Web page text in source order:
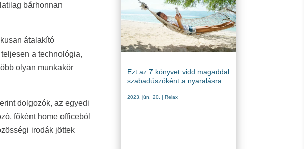
bárhonnan
átalakító
a technológia,
olyan munkakör
dolgozók, az egyedi
főként home officeból
irodák jöttek
Ezt az 7 könyvet vidd magaddal
szabadúszóként a nyaralásra
2023. jún. 20. |Relax